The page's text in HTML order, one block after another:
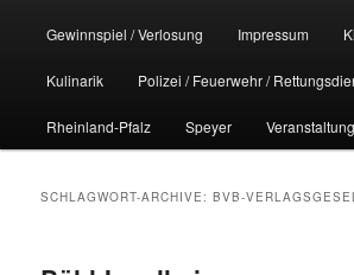
Gewinnspiel / Verlosung Impressum
Kulinarik Polizei / Feuerwehr /
Rheinland-Pfalz Speyer
SCHLAGWORT-ARCHIVE:BVB-